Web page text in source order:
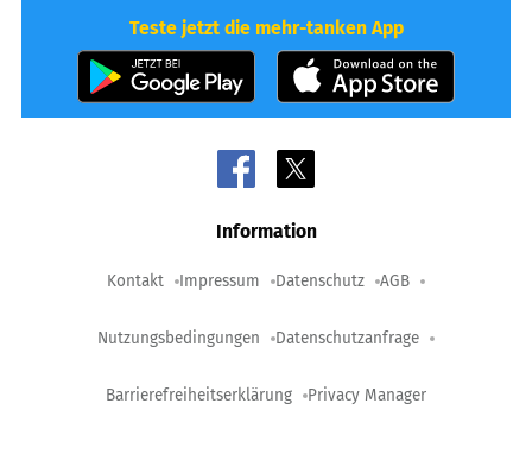
Teste jetzt die mehr-tanken App
Information
Kontakt Impressum Datenschutz AGB
Nutzungsbedingungen Datenschutzanfrage
Barrierefreiheitserklärung Privacy Manager